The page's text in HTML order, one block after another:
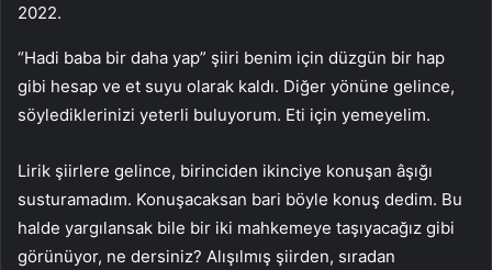
2022.
“Hadi baba bir daha yap” şiiri benim için düzgün bir hap
gibi hesap ve et suyu olarak kaldı. Diğer yönüne gelince,
söylediklerinizi yeterli buluyorum. Eti için yemeyelim.
Lirik şiirlere gelince, birinciden ikinciye konuşan âşığı
susturamadım. Konuşacaksan bari böyle konuş dedim. Bu
halde yargılansak bile bir iki mahkemeye taşıyacağız gibi
görünüyor, ne dersiniz? Alışılmış şiirden, sıradan